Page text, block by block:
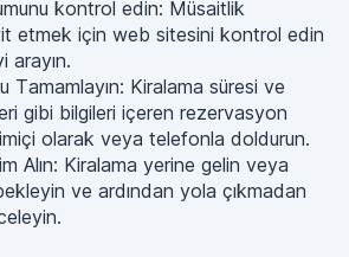
kontrol edin: Müsaitlik
etmek için web sitesini kontrol edin
arayın.
Tamamlayın: Kiralama süresi ve
gibi bilgileri içeren rezervasyon
olarak veya telefonla doldurun.
Alın: Kiralama yerine gelin veya
ve ardından yola çıkmadan